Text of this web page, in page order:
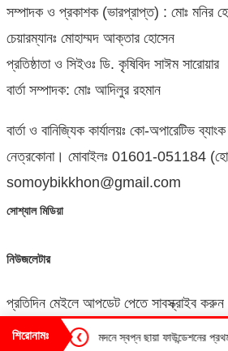
সম্পাদক ও প্রকাশক (ভারপ্রাপ্ত) : মোঃ মনির
চেয়ারম্যানঃ মোহাম্মদ আক্তার হোসেন
প্রতিষ্ঠাতা ও সিইওঃ ডি. কৃষিবিদ সাঈম সারোয়ার
বার্তা সম্পাদক: মোঃ আদিলুর রহমান
বার্তা ও বানিজ্যিক কার্যালয়ঃ কো-অপারেটিভ
নেত্রকোনা। মোবাইলঃ 01601-051184
somoybikkhon@gmail.com
সোশ্যাল মিডিয়া
নিউজলেটার
প্রতিদিন মেইলে আপডেট পেতে সাবস্ক্রাইব
শিরোনামঃ
মদনে স্বপ্ন ছায়া ফাউন্ডেশনের প্রথম প্রতিষ্ঠাবার্ষিকী